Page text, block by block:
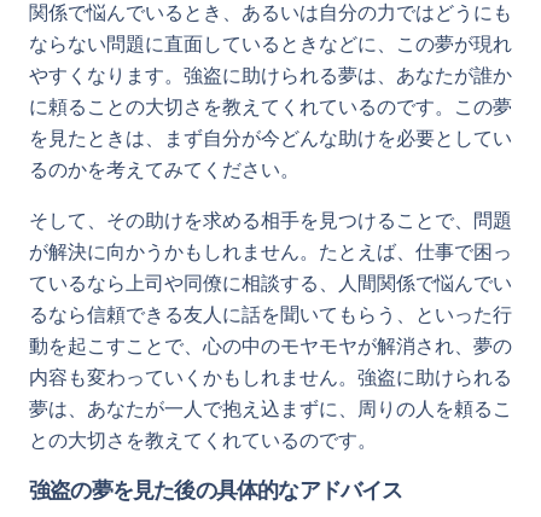
関係で悩んでいるとき、あるいは自分の力ではどうにも
ならない問題に直面しているときなどに、この夢が現れ
やすくなります。強盗に助けられる夢は、あなたが誰か
に頼ることの大切さを教えてくれているのです。この夢
を見たときは、まず自分が今どんな助けを必要としてい
るのかを考えてみてください。
そして、その助けを求める相手を見つけることで、問題
が解決に向かうかもしれません。たとえば、仕事で困っ
ているなら上司や同僚に相談する、人間関係で悩んでい
るなら信頼できる友人に話を聞いてもらう、といった行
動を起こすことで、心の中のモヤモヤが解消され、夢の
内容も変わっていくかもしれません。強盗に助けられる
夢は、あなたが一人で抱え込まずに、周りの人を頼るこ
との大切さを教えてくれているのです。
強盗の夢を見た後の具体的なアドバイス